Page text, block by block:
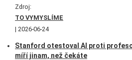
Zdroj:
TO VYMYSLÍME
2026-06-24
Stanford otestoval AI proti
míří jinam, než čekáte